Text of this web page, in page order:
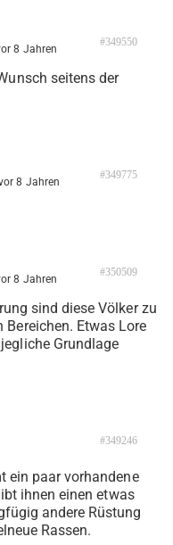
8 Jahren
#349550
seitens der
8 Jahren
#349775
8 Jahren
#350509
sind diese Völker zu
Bereichen. Etwas Lore
Grundlage
#349246
ein paar vorhandene
ihnen einen etwas
andere Rüstung
Rassen.